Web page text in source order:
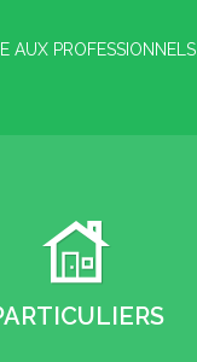
AUX PROFESSIONNELS